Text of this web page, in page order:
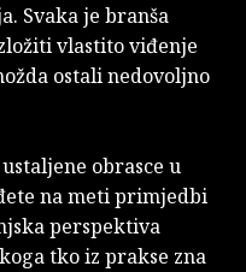
Svaka je branša
vlastito viđenje
ostali nedovoljno
obrasce u
na meti primjedbi
perspektiva
tko iz prakse zna